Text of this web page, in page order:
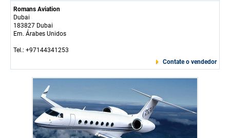
Romans Aviation
Dubai
183827 Dubai
Em. Árabes Unidos
Tel.: +97144341253
Contate o vendedor